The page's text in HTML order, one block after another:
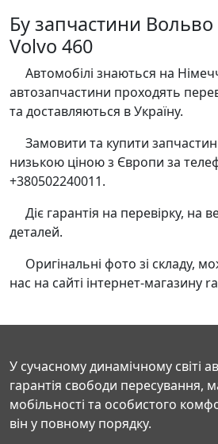
Бу запчастини Вольво
Volvo 460
Автомобілі знаються на
автозапчастини проходять
та доставляються в Україну.
Замовити та купити
низькою ціною з Європи за
+380502240011.
Діє гарантія на перевірку, на
деталей.
Оригінальні фото зі складу,
нас на сайті інтернет-магазину
У сучасному динамічному світі
гарантія свободи пересування,
мобільності та особистого
він у повному порядку.